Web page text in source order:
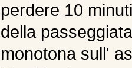
perdere 10
della
monotona sull'